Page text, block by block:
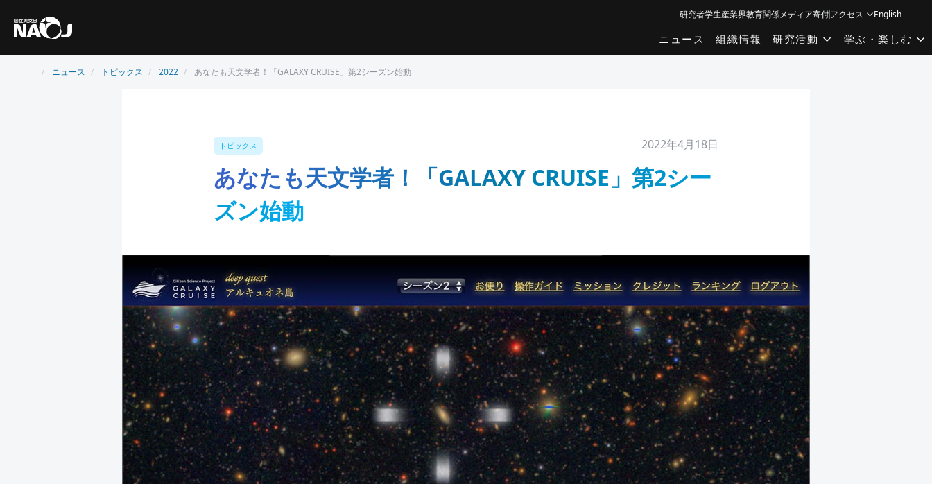
ニュース 組織情報 研究活動 学ぶ・楽しむ
研究者学生産業界教育関係メディア寄付アクセス English
ニュース トピックス 2022 あなたも天文学者！「GALAXY CRUISE」第2シーズン始動
トピックス 2022年4月18日
あなたも天文学者！「GALAXY CRUISE」第2シー
ズン始動